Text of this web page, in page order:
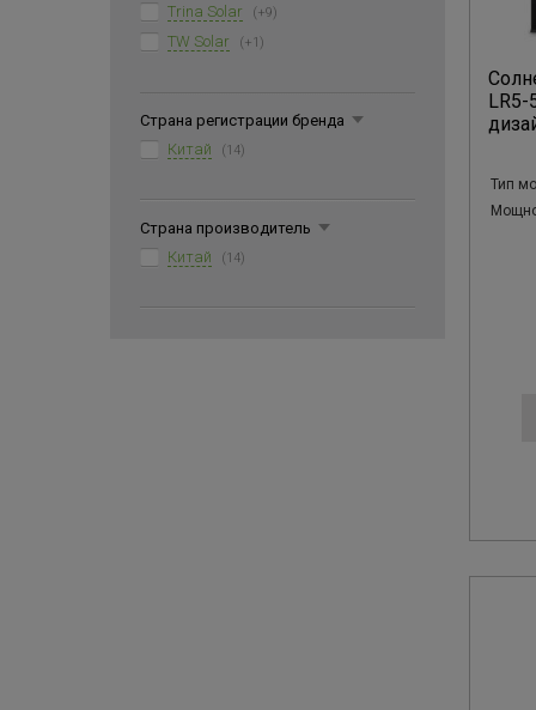
Trina Solar (+9)
TW Solar (+1)
Страна регистрации бренда
Китай
(14)
Страна производитель
Китай
(14)
LR5-
Тип